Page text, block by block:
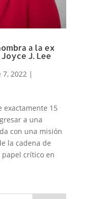
a la ex
J. Lee
7, 2022|
exactamente 15
a una
con una misión
la cadena de
crítico en